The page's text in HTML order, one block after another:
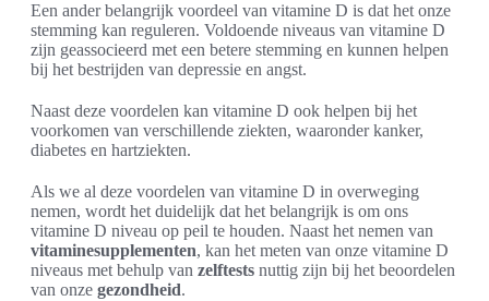
Een ander belangrijk voordeel van vitamine D is dat het onze
stemming kan reguleren. Voldoende niveaus van vitamine D
zijn geassocieerd met een betere stemming en kunnen helpen
bij het bestrijden van depressie en angst.
Naast deze voordelen kan vitamine D ook helpen bij het
voorkomen van verschillende ziekten, waaronder kanker,
diabetes en hartziekten.
Als we al deze voordelen van vitamine D in overweging
nemen, wordt het duidelijk dat het belangrijk is om ons
vitamine D niveau op peil te houden. Naast het nemen van
vitaminesupplementen, kan het meten van onze vitamine D
niveaus met behulp van zelftests nuttig zijn bij het beoordelen
van onze gezondheid.